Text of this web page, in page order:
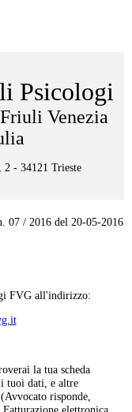
Psicologi
Venezia
2 - 34121 Trieste
07 / 2016 del 20-05-2016
FVG all'indirizzo:
la tua scheda
tuoi dati, e altre
risponde,